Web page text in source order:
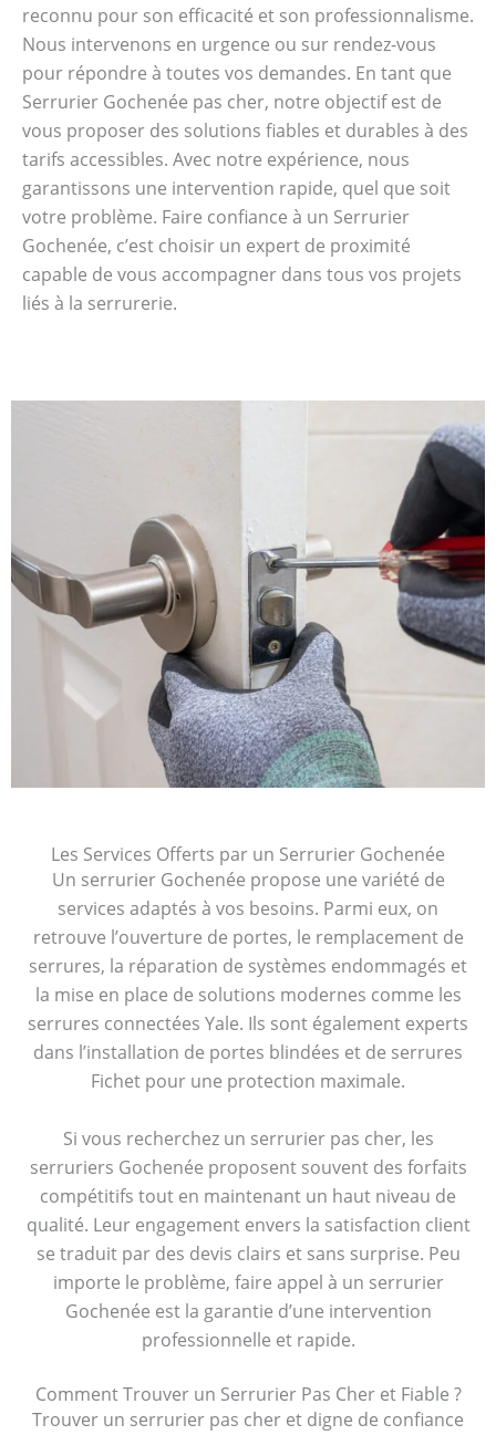
reconnu pour son efficacité et son professionnalisme.
Nous intervenons en urgence ou sur rendez-vous
pour répondre à toutes vos demandes. En tant que
Serrurier Gochenée pas cher, notre objectif est de
vous proposer des solutions fiables et durables à des
tarifs accessibles. Avec notre expérience, nous
garantissons une intervention rapide, quel que soit
votre problème. Faire confiance à un Serrurier
Gochenée, c’est choisir un expert de proximité
capable de vous accompagner dans tous vos projets
liés à la serrurerie.
Les Services Offerts par un Serrurier Gochenée
Un serrurier Gochenée propose une variété de
services adaptés à vos besoins. Parmi eux, on
retrouve l’ouverture de portes, le remplacement de
serrures, la réparation de systèmes endommagés et
la mise en place de solutions modernes comme les
serrures connectées Yale. Ils sont également experts
dans l’installation de portes blindées et de serrures
Fichet pour une protection maximale.
Si vous recherchez un serrurier pas cher, les
serruriers Gochenée proposent souvent des forfaits
compétitifs tout en maintenant un haut niveau de
qualité. Leur engagement envers la satisfaction client
se traduit par des devis clairs et sans surprise. Peu
importe le problème, faire appel à un serrurier
Gochenée est la garantie d’une intervention
professionnelle et rapide.
Comment Trouver un Serrurier Pas Cher et Fiable ?
Trouver un serrurier pas cher et digne de confiance